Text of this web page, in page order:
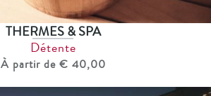
THERMES & SPA
Détente
À partir de € 40,00